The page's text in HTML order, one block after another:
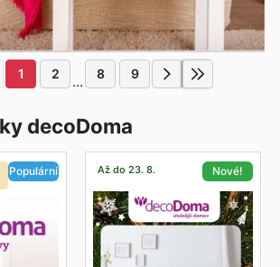
1 2 ... 8 9
decoDoma
Populární Až do 23. 8. Nové!